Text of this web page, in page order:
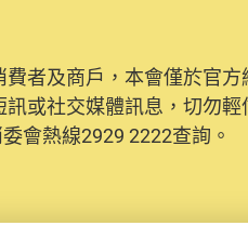
費者及商戶，本會僅於官
訊或社交媒體訊息，切勿
會熱線2929 2222查詢。
體驗及網絡安全，本會的
供基本聯絡資料（包括姓
於帳戶中，方便日後作出